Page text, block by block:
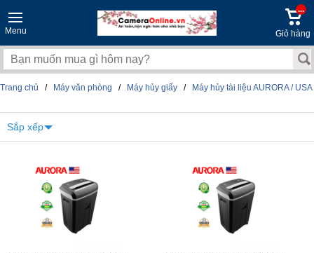
Menu
...
Giỏ hàng
Trang chủ / Máy văn phòng / Máy hủy giấy / Máy hủy tài liệu AURORA / USA
Sắp xếp